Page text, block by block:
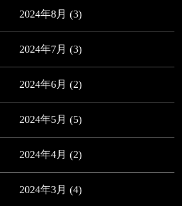
2024年8月 (3)
2024年7月 (3)
2024年6月 (2)
2024年5月 (5)
2024年4月 (2)
2024年3月 (4)